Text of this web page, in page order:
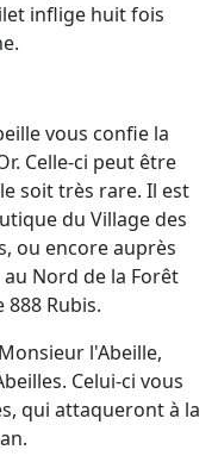
inflige huit fois
vous confie la
Celle-ci peut être
soit très rare. Il est
du Village des
ou encore auprès
Nord de la Forêt
Rubis.
l'Abeille,
Celui-ci vous
qui attaqueront à la